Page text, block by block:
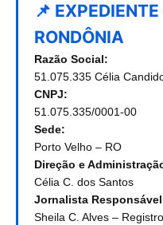
📌
RONDÔNIA
Razão Social:
51.075.335 Célia
CNPJ:
51.075.335/0001-00
Sede:
Porto Velho – RO
Direção e
Célia C. dos Santos
Jornalista
Sheila C. Alves –